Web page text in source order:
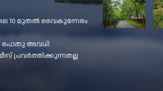
10 മുതൽ വൈകുന്നേരം
പൊതു അവധി
പ്രവർത്തിക്കുന്നതല്ല